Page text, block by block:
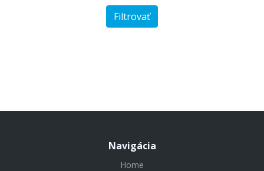
Filtrovať
Filitheyo Island Resort
Navigácia
Home